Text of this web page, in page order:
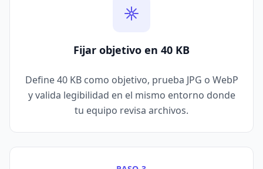
Fijar objetivo en 40 KB
Define 40 KB como objetivo, prueba JPG o WebP
y valida legibilidad en el mismo entorno donde
tu equipo revisa archivos.